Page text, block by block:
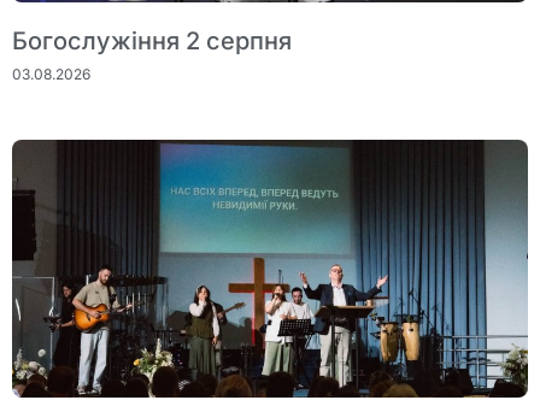
Богослужіння 2 серпня
03.08.2026